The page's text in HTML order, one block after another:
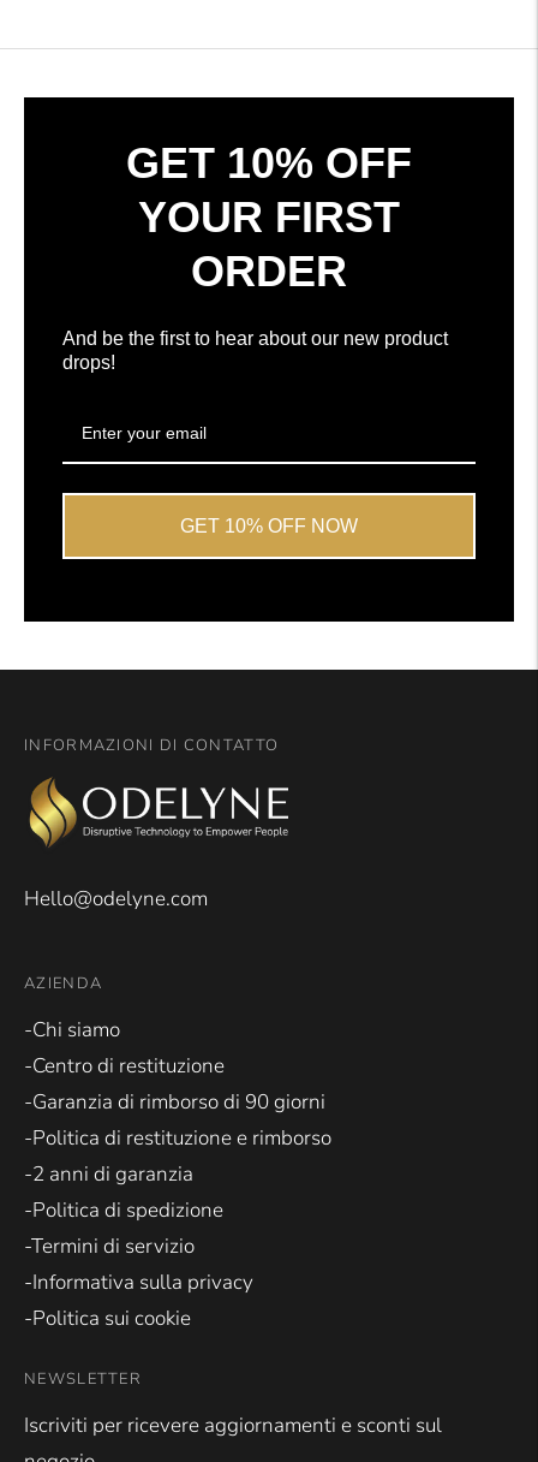
in
nuova
con
media
4.7
stelle
su
da
Okendo
GET 10% OFF
YOUR FIRST
ORDER
And be the first to hear about our new product
drops!
GET 10% OFF NOW
INFORMAZIONI DI CONTATTO
Hello@odelyne.com
AZIENDA
-Chi siamo
-Centro di restituzione
-Garanzia di rimborso di 90 giorni
-Politica di restituzione e rimborso
-2 anni di garanzia
-Politica di spedizione
-Termini di servizio
-Informativa sulla privacy
-Politica sui cookie
NEWSLETTER
Iscriviti per ricevere aggiornamenti e sconti sul